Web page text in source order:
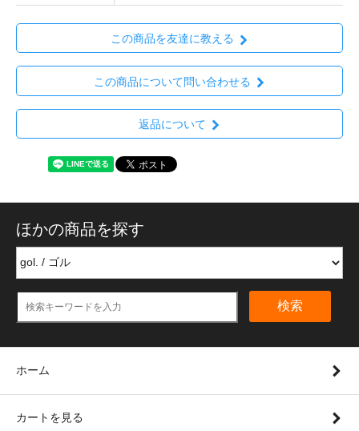
この商品を友達に教える
この商品について問い合わせる
返品について
ほかの商品を探す
検索
ホーム
カートを見る